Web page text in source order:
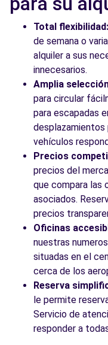
Leganés, MD,
Ver agencia
Ver
Total flexibilidad:
de semana o
alquiler a sus
innecesarios.
Amplia
para circular
para escapadas
vehículos
Precios
precios del
que compara las
asociados.
precios
Oficinas
nuestras
situadas en el
cerca de los
Reserva
le permite
Servicio de
responder a